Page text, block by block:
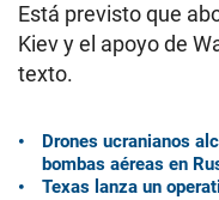
Está previsto que
Kiev y el apoyo de
texto.
Drones ucranianos
bombas aéreas en
Texas lanza un